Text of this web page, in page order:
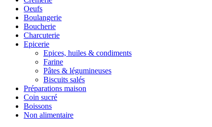
Oeufs
Boulangerie
Boucherie
Charcuterie
Epicerie
Epices, huiles & condiments
Farine
Pâtes & légumineuses
Biscuits salés
Préparations maison
Coin sucré
Boissons
Non alimentaire